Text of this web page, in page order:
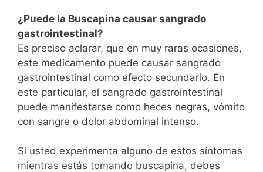
¿Puede la Buscapina causar sangrado
gastrointestinal?
Es preciso aclarar, que en muy raras ocasiones,
este medicamento puede causar sangrado
gastrointestinal como efecto secundario. En
este particular, el sangrado gastrointestinal
puede manifestarse como heces negras, vómito
con sangre o dolor abdominal intenso.
Si usted experimenta alguno de estos síntomas
mientras estás tomando buscapina, debes